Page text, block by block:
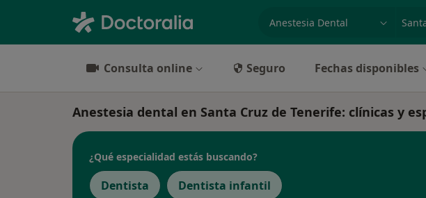
Consulta online Seguro Fechas disponibles
Anestesia dental en Santa Cruz de Tenerife: clínicas y
¿Qué especialidad estás buscando?
Dentista Dentista infantil